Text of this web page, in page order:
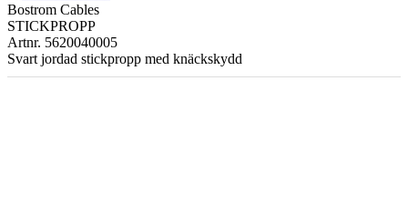
Bostrom Cables
STICKPROPP
Artnr. 5620040005
Svart jordad stickpropp med knäckskydd